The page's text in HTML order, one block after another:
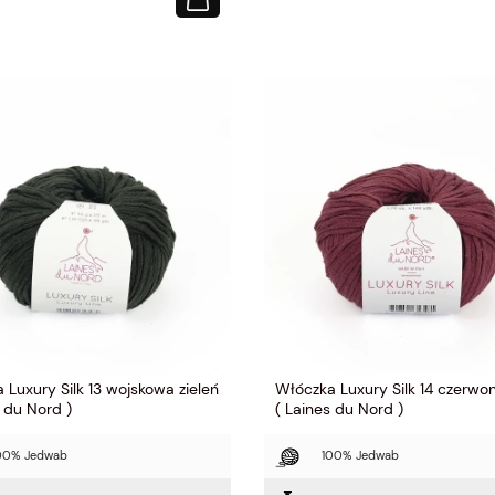
145 Navy Blue -
Włóczka Briana Alpaca & Cotton 01
Luxury Silk 13 wojskowa zieleń
du Nord )
Jedwab
Włóczka Luxury Silk 14
( Laines du Nord )
100% Jedwab